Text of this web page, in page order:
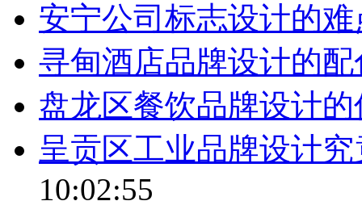
安宁公司标志设计的
寻甸酒店品牌设计的
盘龙区餐饮品牌设计的
呈贡区工业品牌设计
10:02:55